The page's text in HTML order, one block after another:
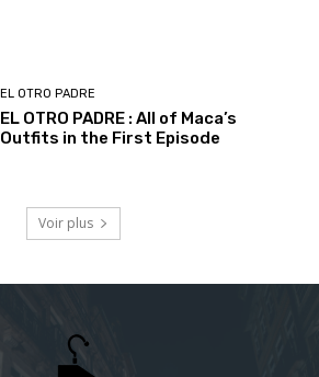
EL OTRO PADRE
EL OTRO PADRE : All of Maca’s
Outfits in the First Episode
Voir plus